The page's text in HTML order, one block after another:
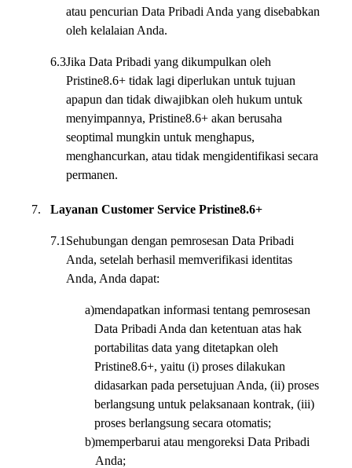
atau pencurian Data Pribadi Anda yang disebabkan
oleh kelalaian Anda.
6.3Jika Data Pribadi yang dikumpulkan oleh
Pristine8.6+ tidak lagi diperlukan untuk tujuan
apapun dan tidak diwajibkan oleh hukum untuk
menyimpannya, Pristine8.6+ akan berusaha
seoptimal mungkin untuk menghapus,
menghancurkan, atau tidak mengidentifikasi secara
permanen.
7. Layanan Customer Service Pristine8.6+
7.1 Sehubungan dengan pemrosesan Data Pribadi
Anda, setelah berhasil memverifikasi identitas
Anda, Anda dapat:
a)mendapatkan informasi tentang pemrosesan
Data Pribadi Anda dan ketentuan atas hak
portabilitas data yang ditetapkan oleh
Pristine8.6+, yaitu (i) proses dilakukan
didasarkan pada persetujuan Anda, (ii) proses
berlangsung untuk pelaksanaan kontrak, (iii)
proses berlangsung secara otomatis;
b)memperbarui atau mengoreksi Data Pribadi
Anda;